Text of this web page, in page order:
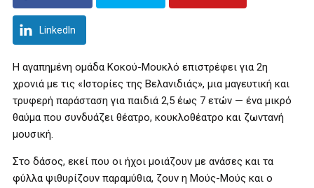
LinkedIn
Η αγαπημένη ομάδα Κοκού-Μουκλό επιστρέφει για 2η
χρονιά με τις «Ιστορίες της Βελανιδιάς», μια μαγευτική και
τρυφερή παράσταση για παιδιά 2,5 έως 7 ετών — ένα μικρό
θαύμα που συνδυάζει θέατρο, κουκλοθέατρο και ζωντανή
μουσική.
Στο δάσος, εκεί που οι ήχοι μοιάζουν με ανάσες και τα
φύλλα ψιθυρίζουν παραμύθια, ζουν η Μούς-Μούς και ο